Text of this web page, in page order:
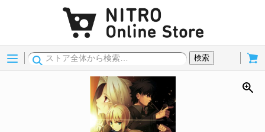
Menu
検索